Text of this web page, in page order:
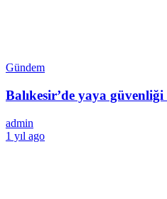
Gündem
Balıkesir’de yaya
admin
1 yıl ago